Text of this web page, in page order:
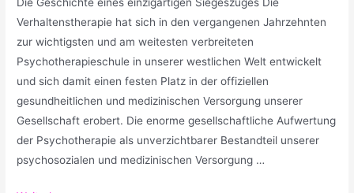
ein
längeres
und
glücklicheres
Leben!
Verhaltenstherapie hat sich in den vergangenen Jahrzehnten
zur wichtigsten und am weitesten verbreiteten
Psychotherapieschule in unserer westlichen Welt entwickelt
und sich damit einen festen Platz in der offiziellen
gesundheitlichen und medizinischen Versorgung unserer
Gesellschaft erobert. Die enorme gesellschaftliche Aufwertung
der Psychotherapie als unverzichtbarer Bestandteil unserer
psychosozialen und medizinischen Versorgung …